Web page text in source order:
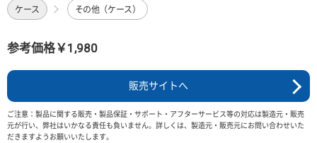
ケース その他（ケース）
参考価格￥1,980
販売サイトへ
ご注意：製品に関する販売・製品保証・サポート・アフターサービス等の対応は製造元・販売
元が行い、弊社はいかなる責任も負いません。詳しくは、製造元・販売元にお問い合わせいた
だきますようお願いいたします。